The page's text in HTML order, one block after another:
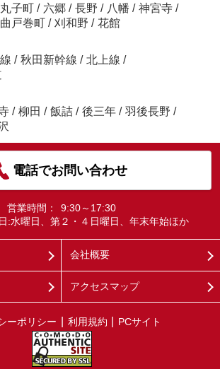
子町 / 六郷 / 長野 / 八幡 / 神宮寺 /
戸巻町 / 刈和野 / 花館
/ 秋田新幹線 / 北上線 /
/ 柳田 / 飯詰 / 後三年 / 羽後長野 /
電話でお問い合わせ
営業時間：
9:30～17:30
:水曜日、第２・４日曜日、年末年始ほか
会社概要
アクセスマップ
ーポリシー 利用規約 PCサイト